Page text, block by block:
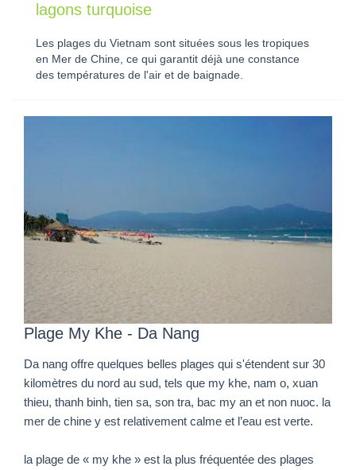
lagons turquoise
Les plages du Vietnam sont situées sous les tropiques
en Mer de Chine, ce qui garantit déjà une constance
des températures de l'air et de baignade.
Plage My Khe - Da Nang
Da nang offre quelques belles plages qui s'étendent sur 30
kilomètres du nord au sud, tels que my khe, nam o, xuan
thieu, thanh binh, tien sa, son tra, bac my an et non nuoc. la
mer de chine y est relativement calme et l’eau est verte.
la plage de « my khe » est la plus fréquentée des plages